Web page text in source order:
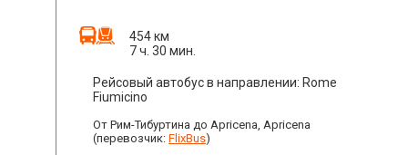
454 км
7 ч. 30 мин.
Рейсовый автобус в направлении: Rome
Fiumicino
От Рим-Тибуртина до Apricena, Apricena
(перевозчик: FlixBus)